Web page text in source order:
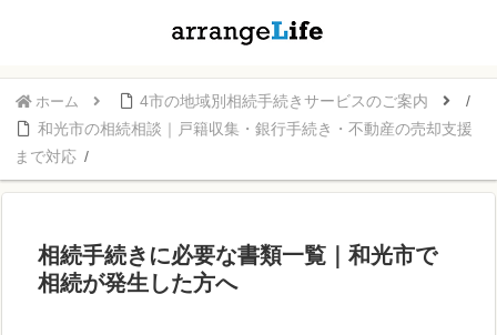
ホーム
4市の地域別相続手続きサービスのご案内
和光市の相続相談｜戸籍収集・銀行手続き・不動産の売却支援
まで対応
相続手続きに必要な書類一覧｜和光市で
相続が発生した方へ